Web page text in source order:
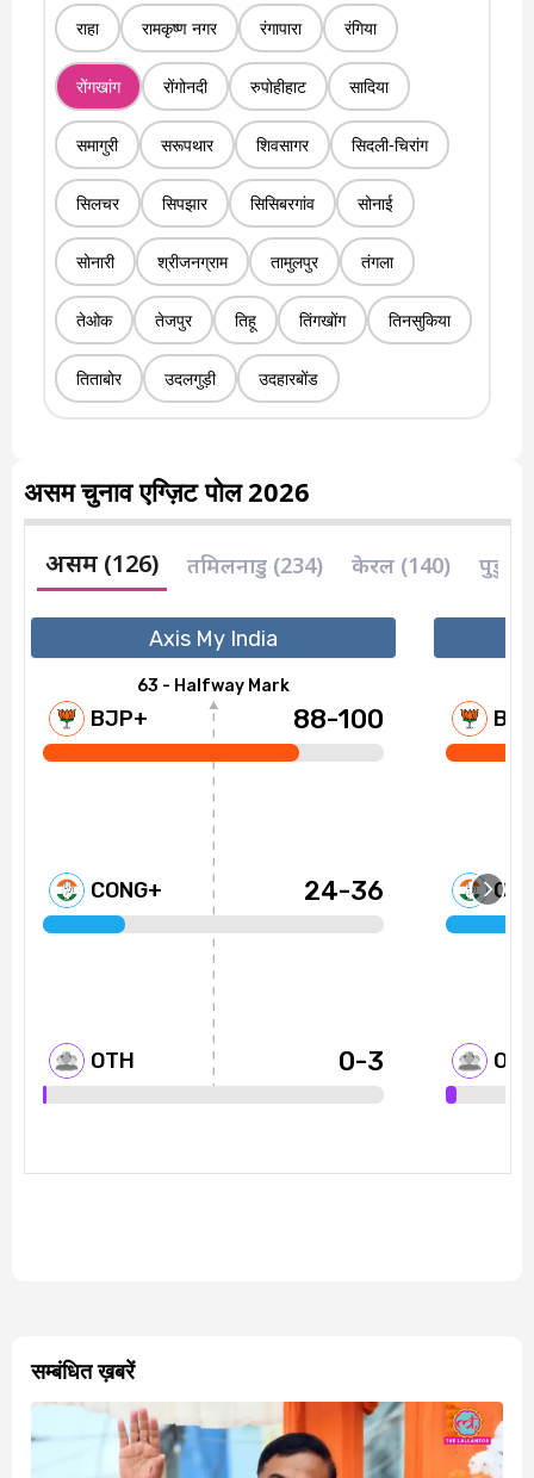
राहा रामकृष्ण नगर रंगापारा रंगिया
रोंगखांग रोंगोनदी रुपोहीहाट सादिया
समागुरी सरूपथार शिवसागर सिदली-चिरांग
सिलचर सिपझार सिसिबरगांव सोनाई
सोनारी श्रीजनग्राम तामुलपुर तंगला
तेओक तेजपुर तिहू तिंगखोंग तिनसुकिया
तिताबोर उदलगुड़ी उदहारबोंड
असम चुनाव एग्ज़िट पोल 2026
सम्बंधित ख़बरें